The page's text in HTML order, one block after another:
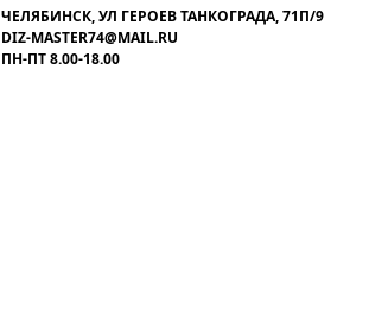
ЧЕЛЯБИНСК, УЛ ГЕРОЕВ ТАНКОГРАДА, 71П/9
DIZ-MASTER74@MAIL.RU
ПН-ПТ 8.00-18.00